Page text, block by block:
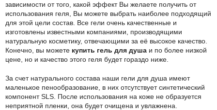
зависимости от того, какой эффект Вы желаете получить от
использования геля, Вы можете выбрать наиболее подходящий
для этой цели состав. Все гели очень качественные и
изготовлены известными компаниями, производящими
натуральную косметику, отвечающими за её высокое качество.
Конечно, вы можете купить гель для душаи по более низкой
цене, но и качество этого геля будет гораздо ниже.
За счет натурального состава наши гели для душа имеют
маленькое пенообразование, в них отсутствует синтетический
компонент SLS. После использования на коже не образуется
неприятной пленки, она будет очищена и увлажнена.